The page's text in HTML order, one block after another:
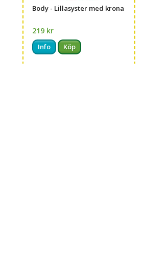
Body - Lillasyster med krona
219 kr
Info Köp